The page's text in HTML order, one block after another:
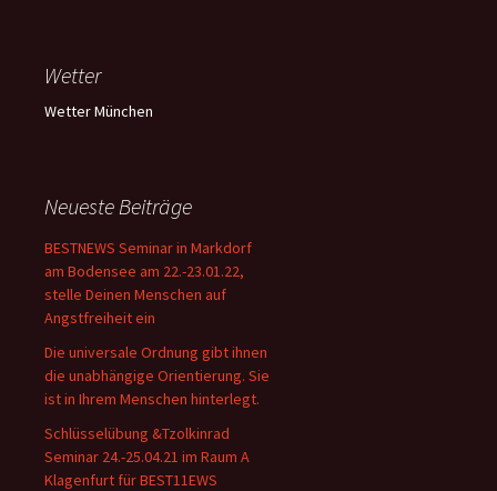
Wetter
Wetter München
Neueste Beiträge
BESTNEWS Seminar in Markdorf
am Bodensee am 22.-23.01.22,
stelle Deinen Menschen auf
Angstfreiheit ein
Die universale Ordnung gibt ihnen
die unabhängige Orientierung. Sie
ist in Ihrem Menschen hinterlegt.
Schlüsselübung &Tzolkinrad
Seminar 24.-25.04.21 im Raum A
Klagenfurt für BEST11EWS